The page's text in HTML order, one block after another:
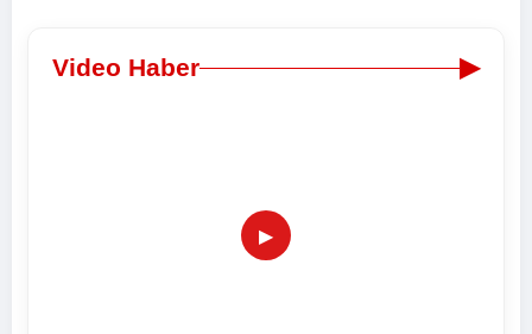
Video Haber ▶
▶